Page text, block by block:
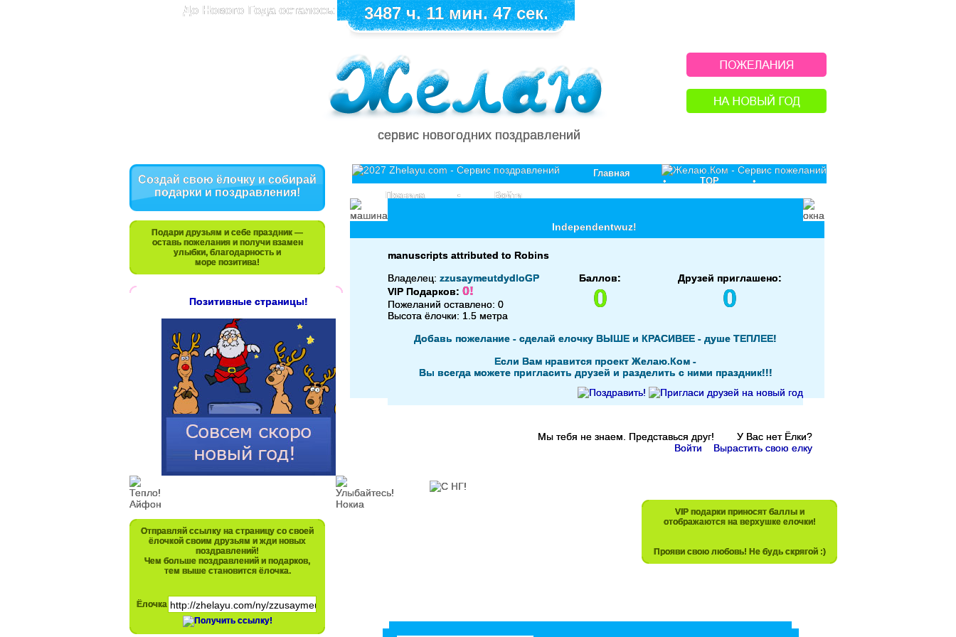
До Нового Года осталось: 3487 ч. 11 мин. 47 сек.
сервис новогодних поздравлений
Создай свою ёлочку и собирай
подарки и поздравления!
Подари друзьям и себе праздник —
оставь пожелания и получи взамен
улыбки, благодарность и
море позитива!
Позитивные страницы!
Отправляй ссылку на страницу со своей
ёлочкой своим друзьям и жди новых
поздравлений!
Чем больше поздравлений и подарков,
тем выше становится ёлочка.
Ёлочка
Главная
• TOP
•
Правила
• Войти
Independentwuz!
manuscripts attributed to Robins
Владелец: zzusaymeutdydloGP
VIP Подарков: 0!
Пожеланий оставлено: 0
Высота ёлочки: 1.5 метра
Баллов:
0
Друзей приглашено:
0
Добавь пожелание - сделай елочку ВЫШЕ и КРАСИВЕЕ - душе ТЕПЛЕЕ!
Если Вам нравится проект Желаю.Ком -
Вы всегда можете пригласить друзей и разделить с ними праздник!!!
VIP подарки приносят баллы и
отображаются на верхушке елочки!
Прояви свою любовь! Не будь скрягой :)
Мы тебя не знаем. Представься друг! У Вас нет Ёлки?
Войти
Вырастить свою елку